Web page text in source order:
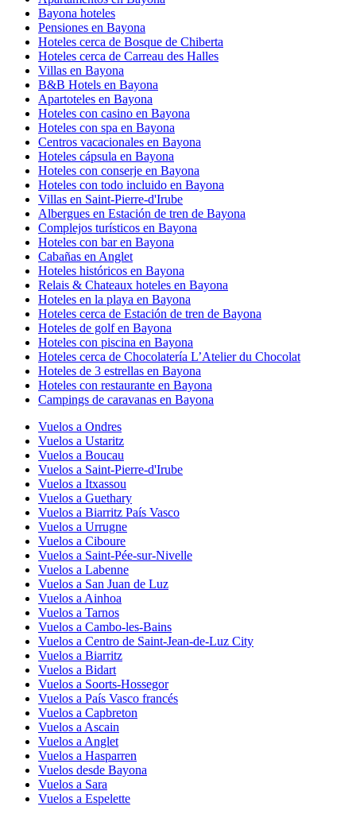
Bayona hoteles
Pensiones en Bayona
Hoteles cerca de Bosque de Chiberta
Hoteles cerca de Carreau des Halles
Villas en Bayona
B&B Hotels en Bayona
Apartoteles en Bayona
Hoteles con casino en Bayona
Hoteles con spa en Bayona
Centros vacacionales en Bayona
Hoteles cápsula en Bayona
Hoteles con conserje en Bayona
Hoteles con todo incluido en Bayona
Villas en Saint-Pierre-d'Irube
Albergues en Estación de tren de Bayona
Complejos turísticos en Bayona
Hoteles con bar en Bayona
Cabañas en Anglet
Hoteles históricos en Bayona
Relais & Chateaux hoteles en Bayona
Hoteles en la playa en Bayona
Hoteles cerca de Estación de tren de Bayona
Hoteles de golf en Bayona
Hoteles con piscina en Bayona
Hoteles cerca de Chocolatería L’Atelier du Chocolat
Hoteles de 3 estrellas en Bayona
Hoteles con restaurante en Bayona
Campings de caravanas en Bayona
Vuelos a Ondres
Vuelos a Ustaritz
Vuelos a Boucau
Vuelos a Saint-Pierre-d'Irube
Vuelos a Itxassou
Vuelos a Guethary
Vuelos a Biarritz País Vasco
Vuelos a Urrugne
Vuelos a Ciboure
Vuelos a Saint-Pée-sur-Nivelle
Vuelos a Labenne
Vuelos a San Juan de Luz
Vuelos a Ainhoa
Vuelos a Tarnos
Vuelos a Cambo-les-Bains
Vuelos a Centro de Saint-Jean-de-Luz City
Vuelos a Biarritz
Vuelos a Bidart
Vuelos a Soorts-Hossegor
Vuelos a País Vasco francés
Vuelos a Capbreton
Vuelos a Ascain
Vuelos a Anglet
Vuelos a Hasparren
Vuelos desde Bayona
Vuelos a Sara
Vuelos a Espelette